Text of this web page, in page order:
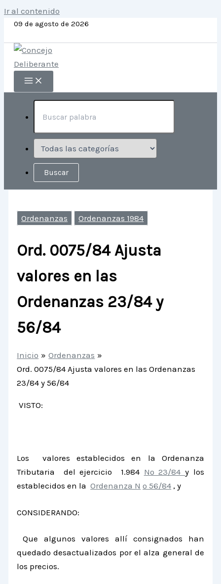
Ir al contenido
09 de agosto de 2026
Ordenanzas Ordenanzas 1984
Ord. 0075/84 Ajusta
valores en las
Ordenanzas 23/84 y
56/84
Inicio
Ordenanzas
Ord. 0075/84 Ajusta valores en las Ordenanzas
23/84 y 56/84
VISTO:
Los valores establecidos en la Ordenanza
Tributaria
del ejercicio 1.984 Nº 23/84y los
establecidos en laOrdenanza N º 56/84 , y
CONSIDERANDO:
Que algunos valores allí consignados han
quedado desactualizados por el alza general de
los precios.